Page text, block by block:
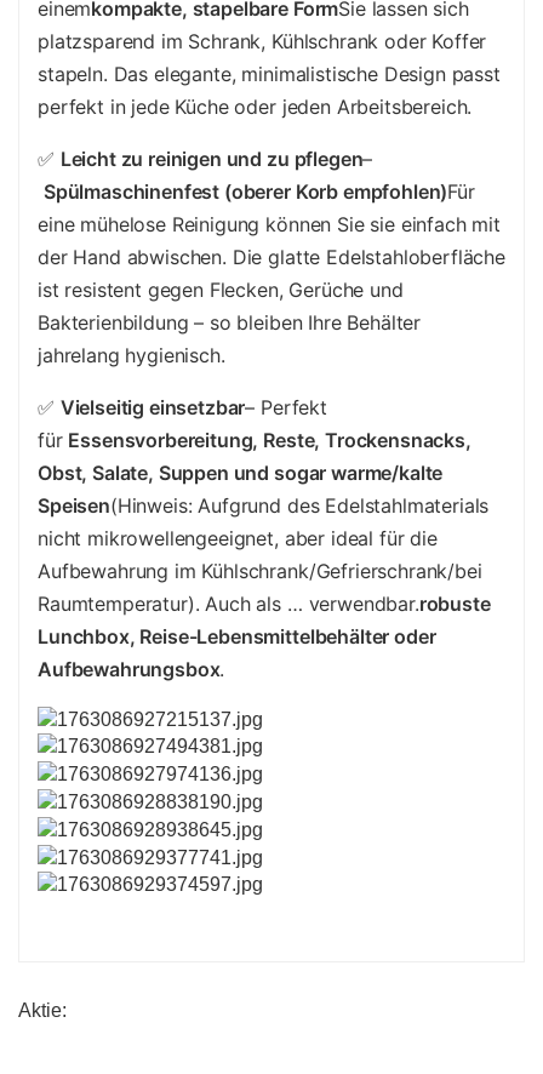
einemkompakte, stapelbare FormSie lassen sich
platzsparend im Schrank, Kühlschrank oder Koffer
stapeln. Das elegante, minimalistische Design passt
perfekt in jede Küche oder jeden Arbeitsbereich.
✅ Leicht zu reinigen und zu pflegen–
Spülmaschinenfest (oberer Korb empfohlen)Für
eine mühelose Reinigung können Sie sie einfach mit
der Hand abwischen. Die glatte Edelstahloberfläche
ist resistent gegen Flecken, Gerüche und
Bakterienbildung – so bleiben Ihre Behälter
jahrelang hygienisch.
✅ Vielseitig einsetzbar– Perfekt
für Essensvorbereitung, Reste, Trockensnacks,
Obst, Salate, Suppen und sogar warme/kalte
Speisen(Hinweis: Aufgrund des Edelstahlmaterials
nicht mikrowellengeeignet, aber ideal für die
Aufbewahrung im Kühlschrank/Gefrierschrank/bei
Raumtemperatur). Auch als … verwendbar.robuste
Lunchbox, Reise-Lebensmittelbehälter oder
Aufbewahrungsbox.
Aktie: